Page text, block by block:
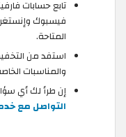
تابع حسابات
فيسبوك
المتاحة.
استفد من
والمناسبات
إن طرأ لك أي
التواصل مع